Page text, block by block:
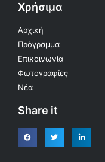
Χρήσιμα
Αρχική
Πρόγραμμα
Επικοινωνία
Φωτογραφίες
Νέα
Share it